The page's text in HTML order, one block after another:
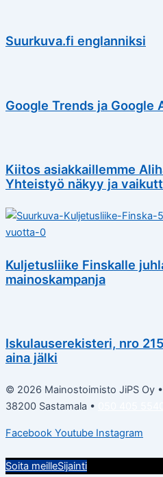
Suurkuva.fi englanniksi
Google Trends ja Google
Kiitos asiakkaillemme
Yhteistyö näkyy ja
Kuljetusliike Finskalle
mainoskampanja
Iskulauserekisteri, nro
aina jälki
© 2026 Mainostoimisto JiPS Oy
38200 Sastamala •
Facebook Youtube Instagram
Soita meilleSijainti